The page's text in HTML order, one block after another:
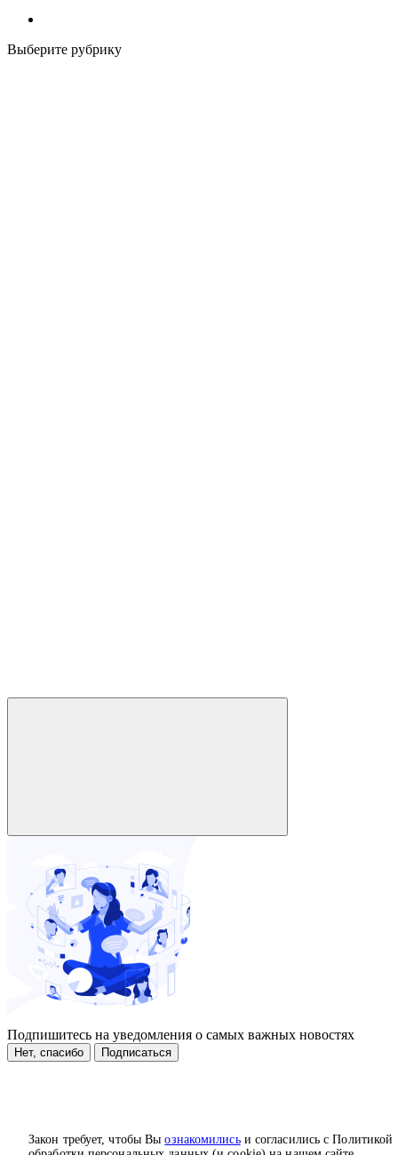
Закон требует, чтобы Выознакомилисьи согласились с Политикой
Выберите рубрику
Подпишитесь на уведомления о самых важных новостях
Нет, спасибо Подписаться